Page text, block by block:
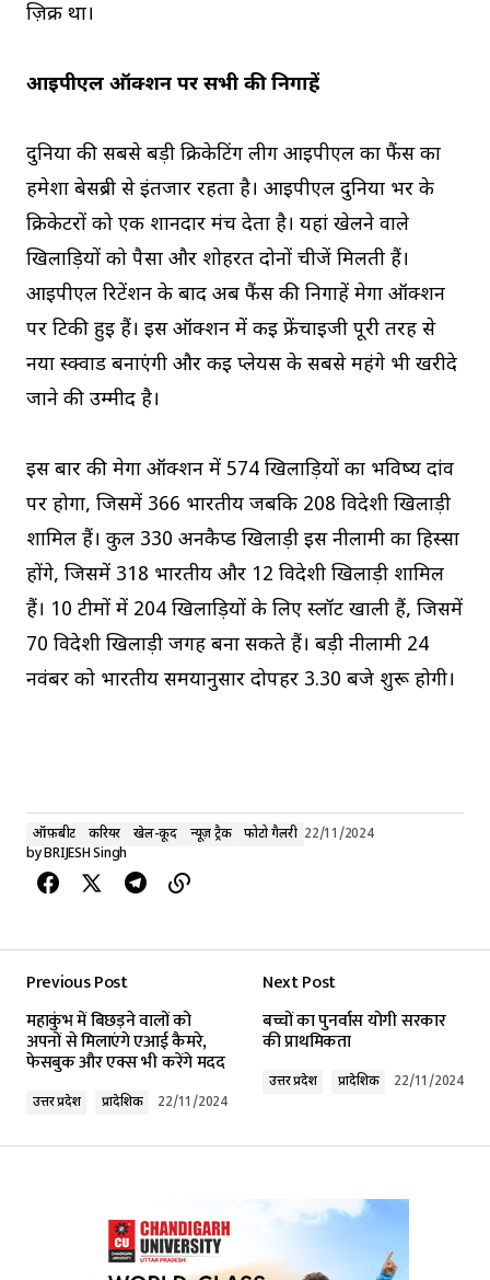
ज़िक्र था।
आईपीएल ऑक्शन पर सभी की निगाहें
दुनिया की सबसे बड़ी क्रिकेटिंग लीग आईपीएल का फैंस का
हमेशा बेसब्री से इंतजार रहता है। आईपीएल दुनिया भर के
क्रिकेटरों को एक शानदार मंच देता है। यहां खेलने वाले
खिलाड़ियों को पैसा और शोहरत दोनों चीजें मिलती हैं।
आईपीएल रिटेंशन के बाद अब फैंस की निगाहें मेगा ऑक्शन
पर टिकी हुई हैं। इस ऑक्शन में कई फ्रेंचाइजी पूरी तरह से
नया स्क्वाड बनाएंगी और कई प्लेयर्स के सबसे महंगे भी खरीदे
जाने की उम्मीद है।
इस बार की मेगा ऑक्शन में 574 खिलाड़ियों का भविष्य दांव
पर होगा, जिसमें 366 भारतीय जबकि 208 विदेशी खिलाड़ी
शामिल हैं। कुल 330 अनकैप्ड खिलाड़ी इस नीलामी का हिस्सा
होंगे, जिसमें 318 भारतीय और 12 विदेशी खिलाड़ी शामिल
हैं। 10 टीमों में 204 खिलाड़ियों के लिए स्लॉट खाली हैं, जिसमें
70 विदेशी खिलाड़ी जगह बना सकते हैं। बड़ी नीलामी 24
नवंबर को भारतीय समयानुसार दोपहर 3.30 बजे शुरू होगी।
ऑफ़बीट करियर खेल-कूद न्यूज़ ट्रैक फोटो गैलरी 22/11/2024
byBRIJESH Singh
Previous Post
महाकुंभ में बिछड़ने वालों को
अपनों से मिलाएंगे एआई कैमरे,
फेसबुक और एक्स भी करेंगे मदद
उत्तर प्रदेश प्रादेशिक 22/11/2024
Next Post
बच्चों का पुनर्वास योगी सरकार
की प्राथमिकता
उत्तर प्रदेश प्रादेशिक 22/11/2024